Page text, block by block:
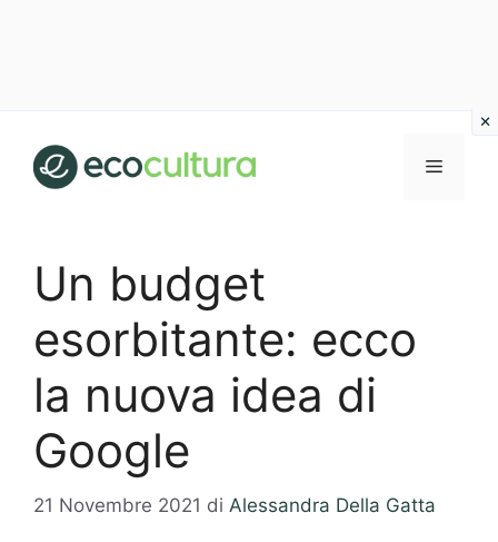
contenuto
MENU
Un budget
esorbitante: ecco
la nuova idea di
Google
21 Novembre 2021 di Alessandra Della Gatta